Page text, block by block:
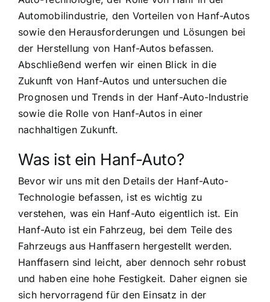
Automobilindustrie, den Vorteilen von Hanf-Autos
sowie den Herausforderungen und Lösungen bei
der Herstellung von Hanf-Autos befassen.
Abschließend werfen wir einen Blick in die
Zukunft von Hanf-Autos und untersuchen die
Prognosen und Trends in der Hanf-Auto-Industrie
sowie die Rolle von Hanf-Autos in einer
nachhaltigen Zukunft.
Was ist ein Hanf-Auto?
Bevor wir uns mit den Details der Hanf-Auto-
Technologie befassen, ist es wichtig zu
verstehen, was ein Hanf-Auto eigentlich ist. Ein
Hanf-Auto ist ein Fahrzeug, bei dem Teile des
Fahrzeugs aus Hanffasern hergestellt werden.
Hanffasern sind leicht, aber dennoch sehr robust
und haben eine hohe Festigkeit. Daher eignen sie
sich hervorragend für den Einsatz in der